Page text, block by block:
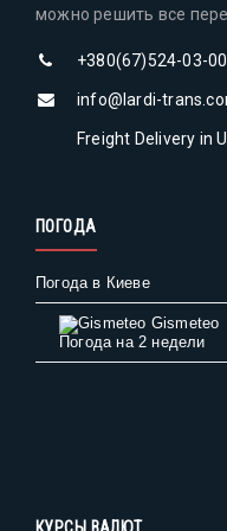
можно решить все
+380(67)524-03-00
info@lardi-
Freight Delivery in
ПОГОДА
Погода в Киеве
Gismeteo
Погода на 2 недели